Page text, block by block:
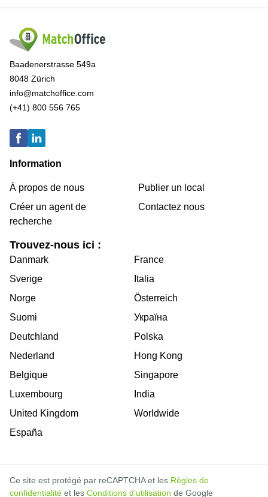
Baadenerstrasse 549a
8048 Zürich
info@matchoffice.com
(+41) 800 556 765
Information
À propos de nous
Créer un agent de
recherche
Publier un local
Contactez nous
Trouvez-nous ici :
Danmark
Sverige
Norge
Suomi
Deutchland
Nederland
Belgique
Luxembourg
United Kingdom
España
France
Italia
Österreich
Україна
Polska
Hong Kong
Singapore
India
Worldwide
Ce site est protégé par reCAPTCHA et les Règles de
confidentialité et les Conditions d’utilisation de Google